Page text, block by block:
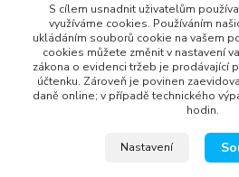
PLATEBNÍ
S cílem usnadnit uživatelům
využíváme cookies. Používáním
ukládáním souborů cookie na vašem
cookies můžete změnit v nastavení
zákona o evidenci tržeb je prodávající
účtenku. Zároveň je povinen
daně online; v případě technického
hodin.
Nastavení